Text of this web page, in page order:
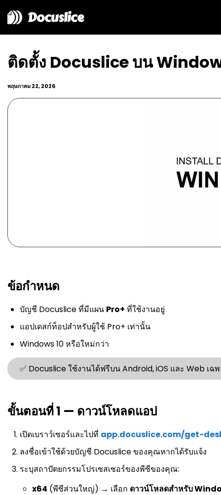
Docuslice
ติดตั้ง Docuslice บน
พฤษภาคม 22, 2026
ข้อกำหนด
บัญชี Docuslice ที่มีแผน Pro+ ที่ใช้งานอยู่
แอปเดสก์ท็อปสำหรับผู้ใช้ Pro+ เท่านั้น
Windows 10 หรือใหม่กว่า
✅ Docuslice ใช้งานได้ฟรีบน Android, iOS และ Web เ
ขั้นตอนที่ 1 — ดาวน์โหลดแอป
เปิดเบราว์เซอร์และไปที่ app.docuslice.com/get-
ลงชื่อเข้าใช้ด้วยบัญชี Docuslice ของคุณหากได้รับแจ้ง
ระบุสถาปัตยกรรมโปรเซสเซอร์ของพีซีของคุณ:
x64 (พีซีส่วนใหญ่) → เลือก ดาวน์โหลดสำหรับ